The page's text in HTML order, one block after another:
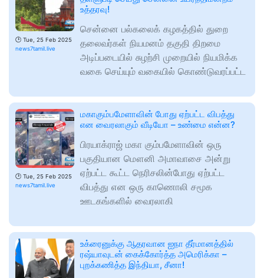
🕑 Tue, 25 Feb 2025
news7tamil.live
உத்தரவு!
சென்னை பல்கலைக் கழகத்தில் துறை
தலைவர்கள் நியமனம் தகுதி திறமை
அடிப்படையில் சுழற்சி முறையில் நியமிக்க
வகை செய்யும் வகையில் கொண்டுவரப்பட்ட
🕑 Tue, 25 Feb 2025
news7tamil.live
மகாகும்பமேளாவின் போது ஏற்பட்ட விபத்து
என வைரலாகும் வீடியோ – உண்மை என்ன?
பிரயாக்ராஜ் மகா கும்பமேளாவின் ஒரு
பகுதியான மௌனி அமாவாசை அன்று
ஏற்பட்ட கூட்ட நெரிசலின்போது ஏற்பட்ட
விபத்து என ஒரு காணொலி சமூக
ஊடகங்களில் வைரலாகி
உக்ரைனுக்கு ஆதரவான ஐநா தீர்மானத்தில்
ரஷ்யாவுடன் கைக்கோர்த்த அமெரிக்கா –
புறக்கணித்த இந்தியா, சீனா!